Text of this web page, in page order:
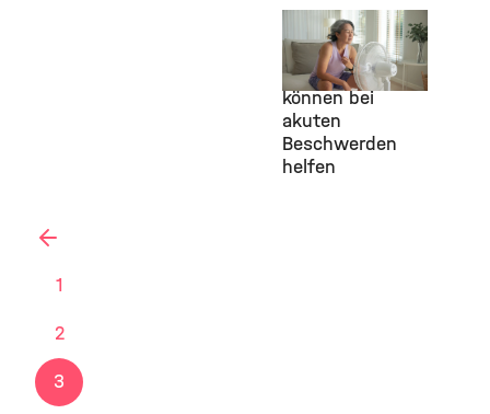
21. April 2026
Atemnot:
Handventilatoren
können bei
akuten
Beschwerden
helfen
vorherige
1
2
3